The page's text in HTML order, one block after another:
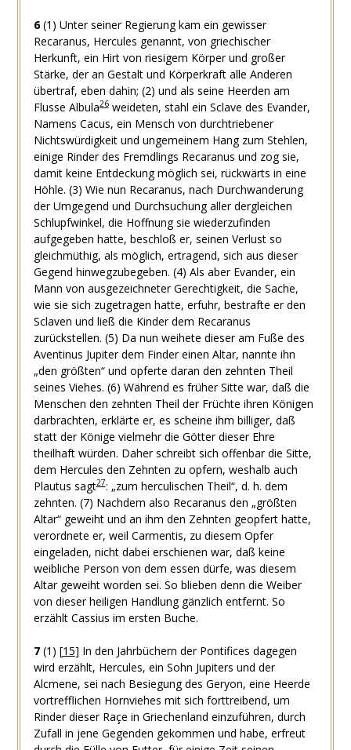
6 (1) Unter seiner Regierung kam ein gewisser
Recaranus, Hercules genannt, von griechischer
Herkunft, ein Hirt von riesigem Körper und großer
Stärke, der an Gestalt und Körperkraft alle Anderen
übertraf, eben dahin; (2) und als seine Heerden am
Flusse Albula26weideten, stahl ein Sclave des Evander,
Namens Cacus, ein Mensch von durchtriebener
Nichtswürdigkeit und ungemeinem Hang zum Stehlen,
einige Rinder des Fremdlings Recaranus und zog sie,
damit keine Entdeckung möglich sei, rückwärts in eine
Höhle. (3) Wie nun Recaranus, nach Durchwanderung
der Umgegend und Durchsuchung aller dergleichen
Schlupfwinkel, die Hoffnung sie wiederzufinden
aufgegeben hatte, beschloß er, seinen Verlust so
gleichmüthig, als möglich, ertragend, sich aus dieser
Gegend hinwegzubegeben. (4) Als aber Evander, ein
Mann von ausgezeichneter Gerechtigkeit, die Sache,
wie sie sich zugetragen hatte, erfuhr, bestrafte er den
Sclaven und ließ die Kinder dem Recaranus
zurückstellen. (5) Da nun weihete dieser am Fuße des
Aventinus Jupiter dem Finder einen Altar, nannte ihn
„den größten“ und opferte daran den zehnten Theil
seines Viehes. (6) Während es früher Sitte war, daß die
Menschen den zehnten Theil der Früchte ihren Königen
darbrachten, erklärte er, es scheine ihm billiger, daß
statt der Könige vielmehr die Götter dieser Ehre
theilhaft würden. Daher schreibt sich offenbar die Sitte,
dem Hercules den Zehnten zu opfern, weshalb auch
Plautus sagt27: „zum herculischen Theil“, d. h. dem
zehnten. (7) Nachdem also Recaranus den „größten
Altar“ geweiht und an ihm den Zehnten geopfert hatte,
verordnete er, weil Carmentis, zu diesem Opfer
eingeladen, nicht dabei erschienen war, daß keine
weibliche Person von dem essen dürfe, was diesem
Altar geweiht worden sei. So blieben denn die Weiber
von dieser heiligen Handlung gänzlich entfernt. So
erzählt Cassius im ersten Buche.
7 (1) [15] In den Jahrbüchern der Pontifices dagegen
wird erzählt, Hercules, ein Sohn Jupiters und der
Alcmene, sei nach Besiegung des Geryon, eine Heerde
vortrefflichen Hornviehes mit sich forttreibend, um
Rinder dieser Raçe in Griechenland einzuführen, durch
Zufall in jene Gegenden gekommen und habe, erfreut